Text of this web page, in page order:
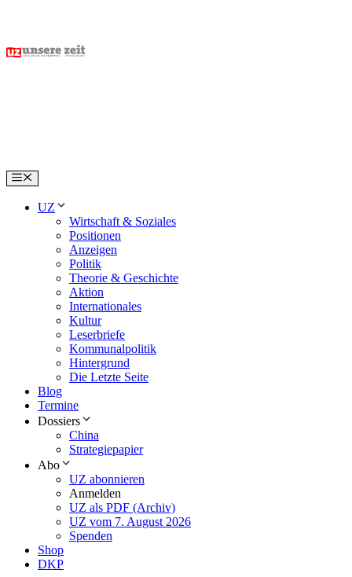
content
Menu
UZ
Wirtschaft & Soziales
Positionen
Anzeigen
Politik
Theorie & Geschichte
Aktion
Internationales
Kultur
Leserbriefe
Kommunalpolitik
Hintergrund
Die Letzte Seite
Blog
Termine
Dossiers
China
Strategiepapier
Abo
UZ abonnieren
Anmelden
UZ als PDF (Archiv)
UZ vom 7. August 2026
Spenden
Shop
DKP